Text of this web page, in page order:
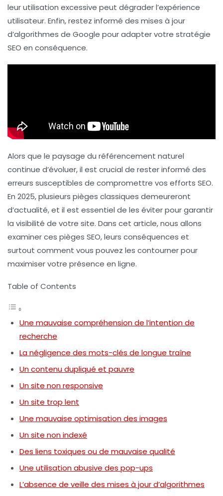
leur utilisation excessive peut dégrader l’expérience
utilisateur. Enfin, restez informé des mises à jour
d’algorithmes de Google pour adapter votre stratégie
SEO en conséquence.
Alors que le paysage du référencement naturel
continue d’évoluer, il est crucial de rester informé des
erreurs susceptibles de compromettre vos efforts SEO.
En 2025, plusieurs pièges classiques demeureront
d’actualité, et il est essentiel de les éviter pour garantir
la visibilité de votre site. Dans cet article, nous allons
examiner ces pièges SEO, leurs conséquences et
surtout comment vous pouvez les contourner pour
maximiser votre présence en ligne.
Table of Contents
Une mauvaise compréhension de l’intention de
recherche
La négligence des mots-clés de longue traîne
Un contenu dupliqué et pauvre
Un site non responsive
Un site trop lent
Une mauvaise optimisation des images
Un site non indexé
Des liens toxiques ou de mauvaise qualité
Une utilisation abusive des pop-ups
L’absence de veille des mises à jour d’algorithmes